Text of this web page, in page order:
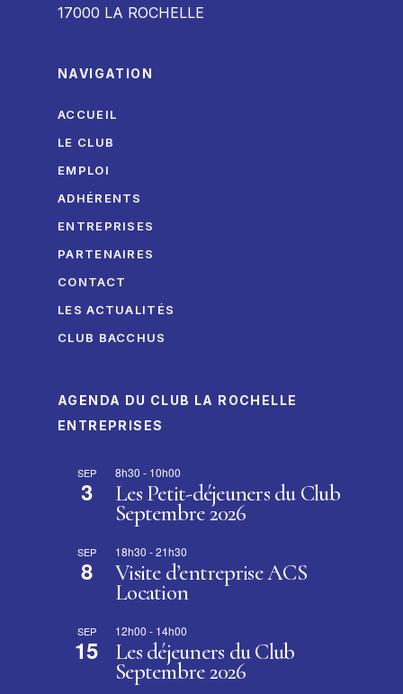
17000 LA ROCHELLE
NAVIGATION
ACCUEIL
LE CLUB
EMPLOI
ADHÉRENTS
ENTREPRISES
PARTENAIRES
CONTACT
LES ACTUALITÉS
CLUB BACCHUS
AGENDA DU CLUB LA ROCHELLE
ENTREPRISES
SEP
3
8h30 - 10h00
Les Petit-déjeuners du Club
Septembre 2026
SEP
8
18h30 -21h30
Visite d’entreprise ACS
Location
SEP
15
12h00 - 14h00
Les déjeuners du Club
Septembre 2026